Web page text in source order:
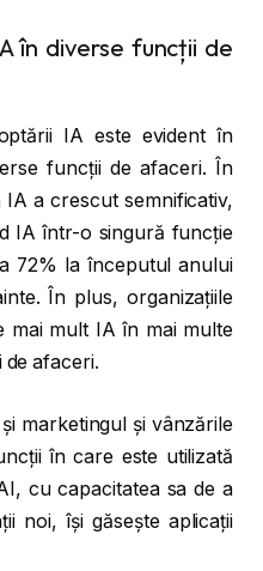
în diverse funcții de
IA este evident în
funcții de afaceri. În
a crescut semnificativ,
IA într-o singură funcție
72% la începutul anului
În plus, organizațiile
mai mult IA în mai multe
de afaceri.
marketingul și vânzările
în care este utilizată
cu capacitatea sa de a
noi, își găsește aplicații